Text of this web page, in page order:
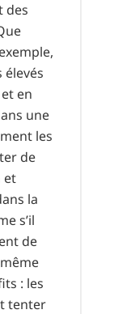
des
élevés
en
une
les
de
et
la
s’il
de
: les
tenter